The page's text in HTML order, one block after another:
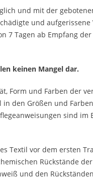
und mit der
und
7 Tagen ab Empfang
keinen Mangel dar.
Form und Farben der
den Größen und
sind
Textil vor dem ersten
Rückstände
und den